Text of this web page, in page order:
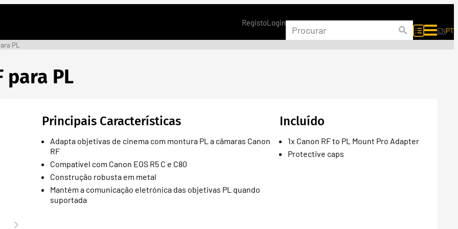
RegistoLogin
ENPT
PL
para PL
Principais Características
Adapta objetivas de cinema com montura PL a câmaras Canon
RF
Compatível com Canon EOS R5 C e C80
Construção robusta em metal
Mantém a comunicação eletrónica das objetivas PL quando
suportada
Incluído
1x Canon RF to PL Mount Pro Adapter
Protective caps